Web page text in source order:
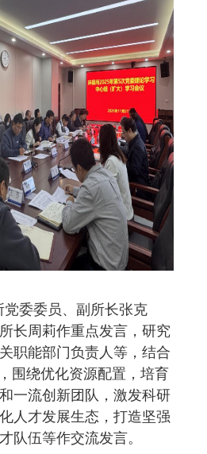
党委委员、副所长张克
长周莉作重点发言，研究
职能部门负责人等，结合
围绕优化资源配置，培育
一流创新团队，激发科研
人才发展生态，打造坚强
队伍等作交流发言。